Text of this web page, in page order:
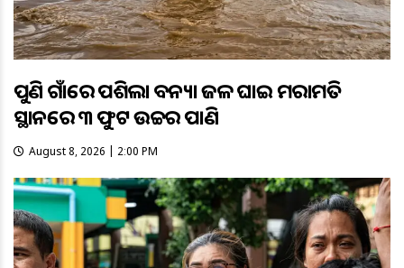
ପୁଣି ଗାଁରେ ପଶିଲା ବନ୍ୟା ଜଳ ଘାଇ ମରାମତି
ସ୍ଥାନରେ ୩ ଫୁଟ ଉଚ୍ଚର ପାଣି
August 8, 2026 | 2:00 PM